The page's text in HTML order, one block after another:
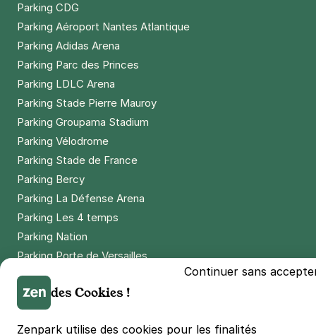
Parking CDG
Parking Aéroport Nantes Atlantique
Parking Adidas Arena
Parking Parc des Princes
Parking LDLC Arena
Parking Stade Pierre Mauroy
Parking Groupama Stadium
Parking Vélodrome
Parking Stade de France
Parking Bercy
Parking La Défense Arena
Parking Les 4 temps
Parking Nation
Parking Porte de Versailles
Parking Lille Grand Palais
Parking Euralille
Parking Casino Barrière Lille
Continuer sans
des Cookies !
Zenpark utilise des cookies pour les finalités